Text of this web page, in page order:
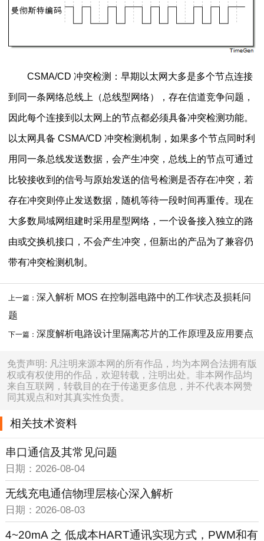
CSMA/CD 冲突检测：早期以太网大多是多个节点连接
到同一条网络总线上（总线型网络），存在信道竞争问题，
因此每个连接到以太网上的节点都必须具备冲突检测功能。
以太网具备 CSMA/CD 冲突检测机制，如果多个节点同时利
用同一条总线发送数据，会产生冲突，总线上的节点可通过
比较接收到的信号与原始发送的信号检测是否存在冲突，若
存在冲突则停止发送数据，随机等待一段时间再重传。现在
大多数局域网组建时采用星型网络，一个设备接入独立的路
由或交换机接口，不会产生冲突，但新出的产品为了兼容仍
带有冲突检测机制。
上一篇：深入解析 MOS 在控制器电路中的工作状态及损耗问
题
下一篇：深度解析电路设计里隔离芯片的工作原理及应用要点
免责声明: 凡注明来源本网的所有作品，均为本网合法拥有版
权或有权使用的作品，欢迎转载，注明出处。非本网作品均
来自互联网，转载目的在于传递更多信息，并不代表本网赞
同其观点和对其真实性负责。
相关技术资料
串口通信及其常见问题
日期：2026-08-04
无线充电通信物理层核心深入解析
日期：2026-08-03
4~20mA 之 低成本HART通讯实现方式，PWM和有